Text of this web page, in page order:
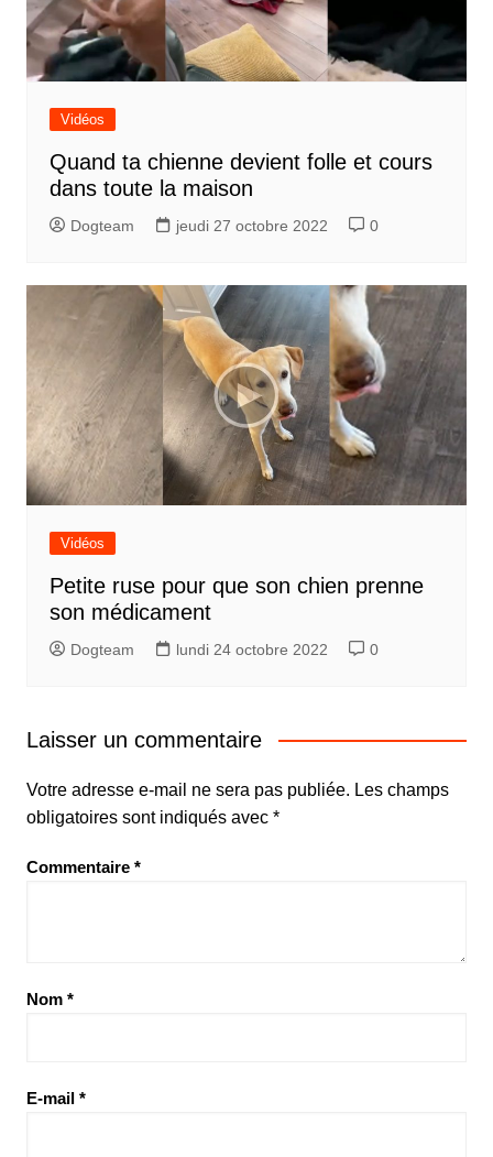
Vidéos
Quand ta chienne devient folle et cours
dans toute la maison
Dogteam jeudi 27 octobre 2022 0
Vidéos
Petite ruse pour que son chien prenne
son médicament
Dogteam lundi 24 octobre 2022 0
Laisser un commentaire
Votre adresse e-mail ne sera pas publiée. Les champs
obligatoires sont indiqués avec *
Commentaire *
Nom *
E-mail *